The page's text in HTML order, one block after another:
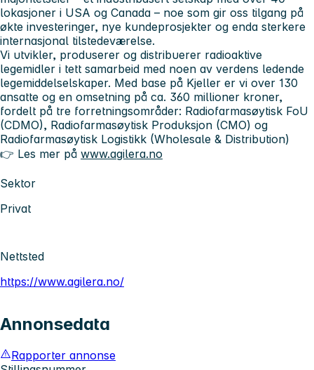
lokasjoner i USA og Canada – noe som gir oss tilgang på
økte investeringer, nye kundeprosjekter og enda sterkere
internasjonal tilstedeværelse.
Vi utvikler, produserer og distribuerer radioaktive
legemidler i tett samarbeid med noen av verdens ledende
legemiddelselskaper. Med base på Kjeller er vi over 130
ansatte og en omsetning på ca. 360 millioner kroner,
fordelt på tre forretningsområder: Radiofarmasøytisk FoU
(CDMO), Radiofarmasøytisk Produksjon (CMO) og
Radiofarmasøytisk Logistikk (Wholesale & Distribution)
👉 Les mer på www.agilera.no
Sektor
Privat
Nettsted
https://www.agilera.no/
Annonsedata
Rapporter annonse